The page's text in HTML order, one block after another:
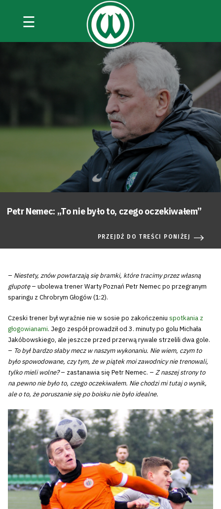
☰
Petr Nemec: „To nie było to, czego oczekiwałem”
PRZEJDŹ DO TREŚCI PONIŻEJ
– Niestety, znów powtarzają się bramki, które tracimy przez własną
głupotę– ubolewa trener Warty Poznań Petr Nemec po przegranym
sparingu z Chrobrym Głogów (1:2).
Czeski trener był wyraźnie nie w sosie po zakończeniu spotkania z
głogowianami. Jego zespół prowadził od 3. minuty po golu Michała
Jakóbowskiego, ale jeszcze przed przerwą rywale strzelili dwa gole.
– To był bardzo słaby mecz w naszym wykonaniu. Nie wiem, czym to
było spowodowane, czy tym, że w piątek moi zawodnicy nie trenowali,
tylko mieli wolne?– zastanawia się Petr Nemec. – Z naszej strony to
na pewno nie było to, czego oczekiwałem. Nie chodzi mi tutaj o wynik,
ale o to, że poruszanie się po boisku nie było idealne.